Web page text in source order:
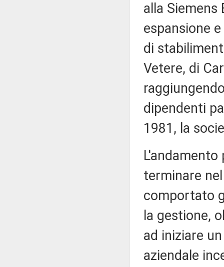
alla Siemens
espansione
di
Vetere, di
dipendenti
1981, la
terminare
comportato
la gestione,
ad iniziare
aziendale